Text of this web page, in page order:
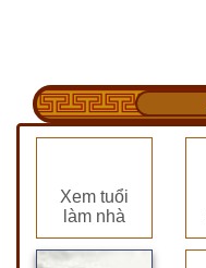
Xem tuổi
làm nhà